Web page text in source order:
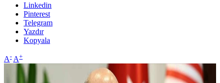
Linkedin
Pinterest
Telegram
Yazdır
Kopyala
A- A+